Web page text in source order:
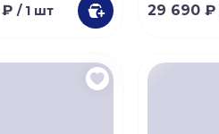
₽/ 1 шт 29 690 ₽